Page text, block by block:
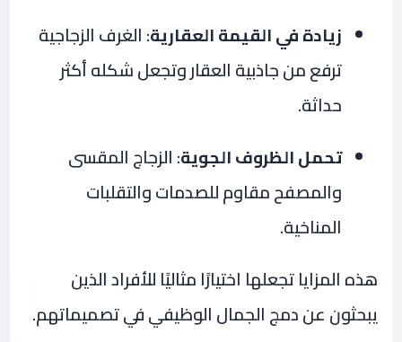
زيادة في القيمة العقارية: الغرف الزجاجية
ترفع من جاذبية العقار وتجعل شكله أكثر
حداثة.
تحمل الظروف الجوية: الزجاج المقسى
والمصفح مقاوم للصدمات والتقلبات
المناخية.
هذه المزايا تجعلها اختيارًا مثاليًا للأفراد الذين
يبحثون عن دمج الجمال الوظيفي في تصميماتهم.